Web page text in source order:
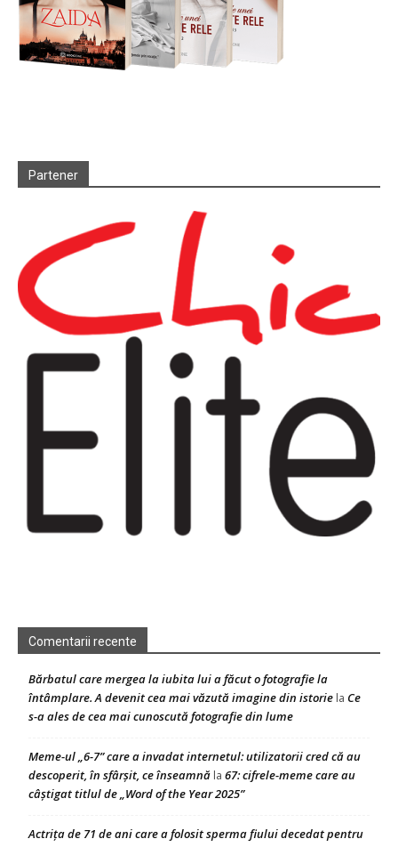
Partener
Comentarii recente
Bărbatul care mergea la iubita lui a făcut o fotografie la
întâmplare. A devenit cea mai văzută imagine din istorie la Ce
s-a ales de cea mai cunoscută fotografie din lume
Meme-ul „6-7” care a invadat internetul: utilizatorii cred că au
descoperit, în sfârșit, ce înseamnă la 67: cifrele-meme care au
câștigat titlul de „Word of the Year 2025”
Actrița de 71 de ani care a folosit sperma fiului decedat pentru